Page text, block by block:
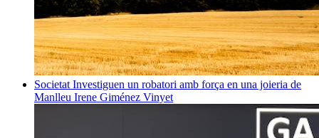
Societat Investiguen un robatori amb força en una joieria de
Manlleu Irene Giménez Vinyet